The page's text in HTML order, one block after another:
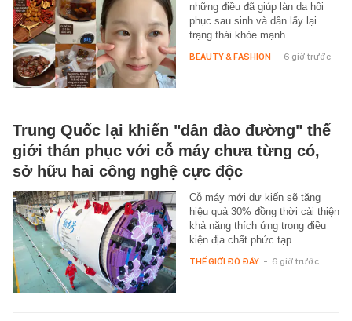
những điều đã giúp làn da hồi
phục sau sinh và dần lấy lại
trạng thái khỏe mạnh.
BEAUTY & FASHION - 6 giờ trước
Trung Quốc lại khiến "dân đào đường" thế
giới thán phục với cỗ máy chưa từng có,
sở hữu hai công nghệ cực độc
Cỗ máy mới dự kiến sẽ tăng
hiệu quả 30% đồng thời cải thiện
khả năng thích ứng trong điều
kiện địa chất phức tạp.
THẾ GIỚI ĐÓ ĐÂY - 6 giờ trước